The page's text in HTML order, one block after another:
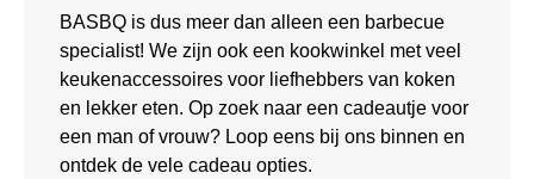
BASBQ is dus meer dan alleen een barbecue
specialist! We zijn ook een kookwinkel met veel
keukenaccessoires voor liefhebbers van koken
en lekker eten. Op zoek naar een cadeautje voor
een man of vrouw? Loop eens bij ons binnen en
ontdek de vele cadeau opties.